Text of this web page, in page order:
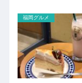
福岡グルメ